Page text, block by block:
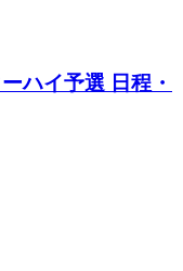
ハイ予選 日程・